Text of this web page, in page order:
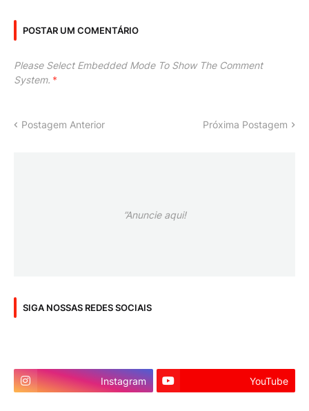
POSTAR UM COMENTÁRIO
Please Select Embedded Mode To Show The Comment
System. *
Postagem Anterior Próxima Postagem
”Anuncie aqui!
SIGA NOSSAS REDES SOCIAIS
Instagram YouTube